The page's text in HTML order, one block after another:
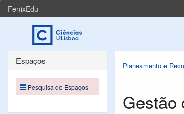
FenixEdu
Planeamento e
Gestão
Espaços
Pesquisa de Espaços